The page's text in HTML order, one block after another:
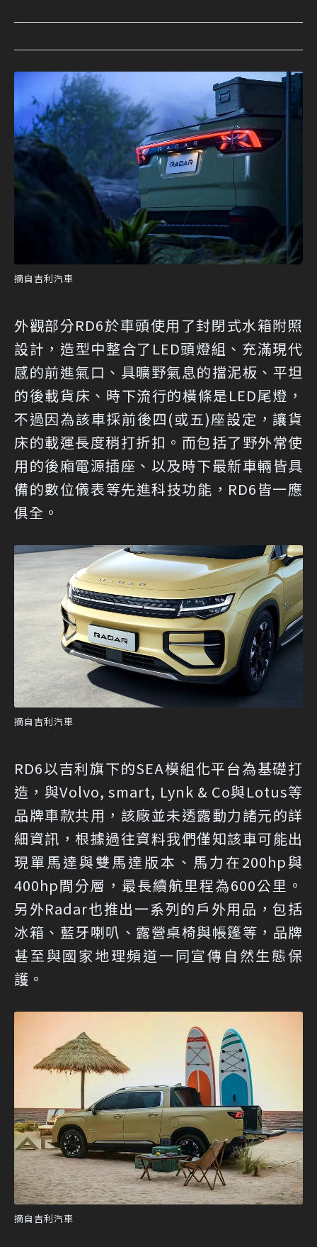
摘自吉利汽車
外觀部分RD6於車頭使用了封閉式水箱附照
設計，造型中整合了LED頭燈組、充滿現代
感的前進氣口、具曠野氣息的擋泥板、平坦
的後載貨床、時下流行的橫條是LED尾燈，
不過因為該車採前後四(或五)座設定，讓貨
床的載運長度稍打折扣。而包括了野外常使
用的後廂電源插座、以及時下最新車輛皆具
備的數位儀表等先進科技功能，RD6皆一應
俱全。
摘自吉利汽車
RD6以吉利旗下的SEA模組化平台為基礎打
造，與Volvo, smart, Lynk & Co與Lotus等
品牌車款共用，該廠並未透露動力諸元的詳
細資訊，根據過往資料我們僅知該車可能出
現單馬達與雙馬達版本、馬力在200hp與
400hp間分層，最長續航里程為600公里。
另外Radar也推出一系列的戶外用品，包括
冰箱、藍牙喇叭、露營桌椅與帳篷等，品牌
甚至與國家地理頻道一同宣傳自然生態保
護。
摘自吉利汽車